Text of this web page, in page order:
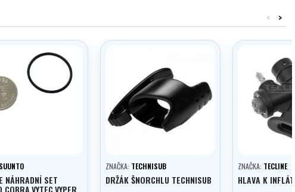
>
<
SUUNTO
NÁHRADNÍ SET
COBRA,VYTEC,VYPER,
ZNAČKA: TECHNISUB
DRŽÁK ŠNORCHLU TECHNISUB
ZNAČKA: TECLINE
HLAVA K